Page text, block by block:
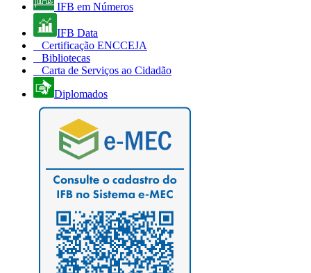
IFB em Números
IFB Data
Certificação ENCCEJA
Bibliotecas
Carta de Serviços ao Cidadão
Diplomados